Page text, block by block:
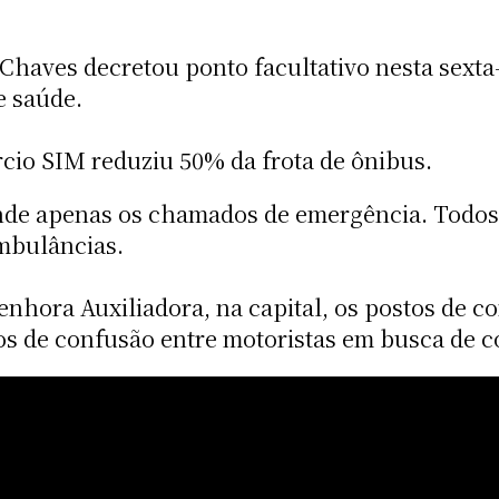
decretou ponto facultativo nesta
saúde.
SIM reduziu 50% da frota de ônibus.
apenas os chamados de emergência.
Auxiliadora, na capital, os postos de
de confusão entre motoristas em busca de